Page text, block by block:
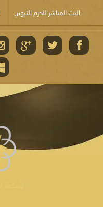
البث المباشر للحرم النبوي